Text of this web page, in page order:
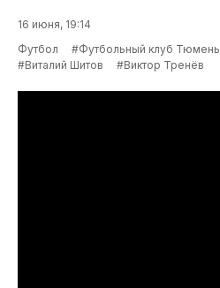
16 июня, 19:14
Футбол
#Футбольный клуб Тюмень
#Виталий Шитов
#Виктор Тренёв